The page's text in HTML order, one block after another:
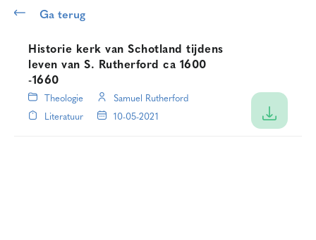
Ga terug
Historie kerk van Schotland tijdens
leven van S. Rutherford ca 1600
-1660
Theologie
Samuel Rutherford
Literatuur
10-05-2021